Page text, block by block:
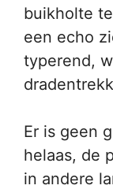
buikholte
een echo
typerend,
Er is geen
helaas, de
in andere